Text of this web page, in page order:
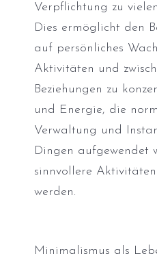
Verpflichtung zu
Dies ermöglicht den
auf persönliches
Aktivitäten und
Beziehungen zu
und Energie, die
Verwaltung und
Dingen aufgewendet
sinnvollere
werden.
Minimalismus als